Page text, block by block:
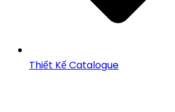
Thiết Kế Catalogue